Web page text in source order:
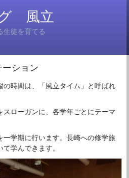
風立
生徒を育てる
ション
の時間は、「風立タイム」と呼ばれ
ローガンに、各学年ごとにテーマ
一学期に行います。長崎への修学旅
学んできます。